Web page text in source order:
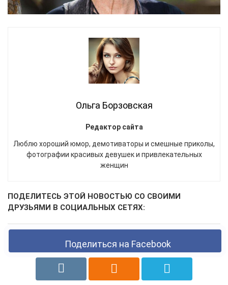
Ольга Борзовская
Редактор сайта
Люблю хороший юмор, демотиваторы и смешные приколы,
фотографии красивых девушек и привлекательных
женщин
ПОДЕЛИТЕСЬ ЭТОЙ НОВОСТЬЮ СО СВОИМИ
ДРУЗЬЯМИ В СОЦИАЛЬНЫХ СЕТЯХ:
Поделиться на Facebook